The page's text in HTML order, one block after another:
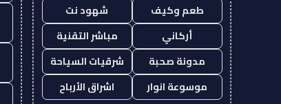
طعم وكيف
شهود نت
أركاني
مباشر التقنية
مدونة صحبة
شرقيات السياحة
موسوعة انوار
اشراق الأرباح